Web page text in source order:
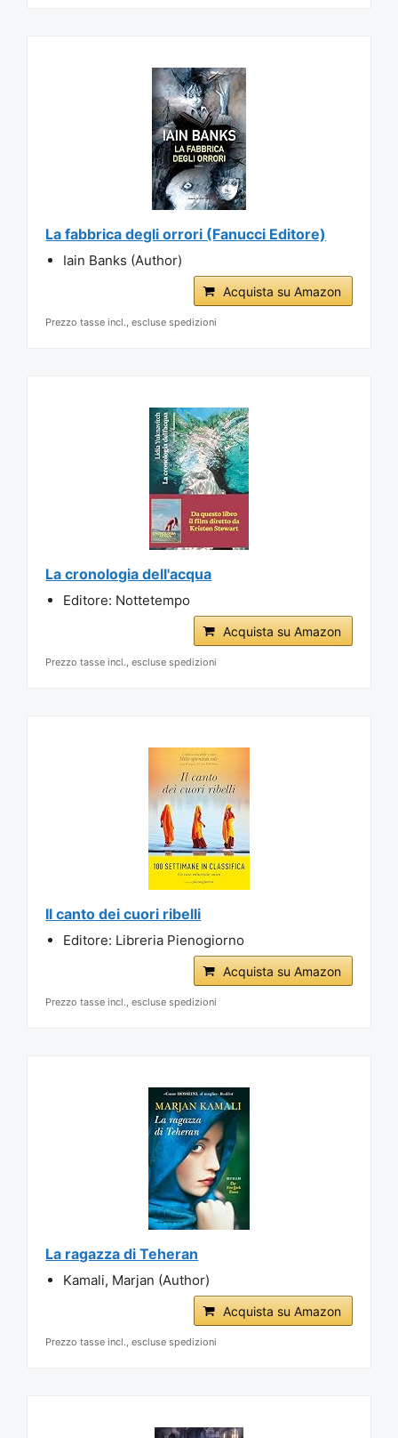
La fabbrica degli orrori (Fanucci Editore)
Iain Banks (Author)
Acquista su Amazon
Prezzo tasse incl., escluse spedizioni
La cronologia dell'acqua
Editore: Nottetempo
Acquista su Amazon
Prezzo tasse incl., escluse spedizioni
Il canto dei cuori ribelli
Editore: Libreria Pienogiorno
Acquista su Amazon
Prezzo tasse incl., escluse spedizioni
La ragazza di Teheran
Kamali, Marjan (Author)
Acquista su Amazon
Prezzo tasse incl., escluse spedizioni